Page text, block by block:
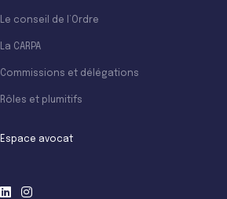
Le conseil de l’Ordre
La CARPA
Commissions et délégations
Rôles et plumitifs
Espace avocat